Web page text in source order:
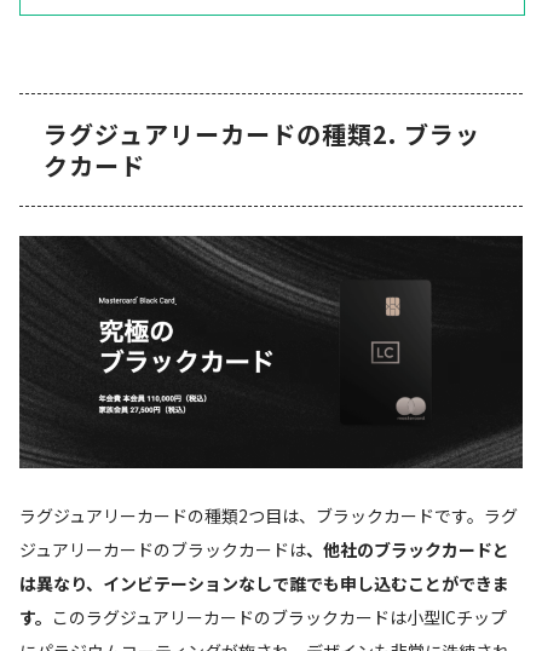
ラグジュアリーカードの種類2. ブラッ
クカード
ラグジュアリーカードの種類2つ目は、ブラックカードです。ラグ
ジュアリーカードのブラックカードは、他社のブラックカードと
は異なり、インビテーションなしで誰でも申し込むことができま
す。 このラグジュアリーカードのブラックカードは小型ICチップ